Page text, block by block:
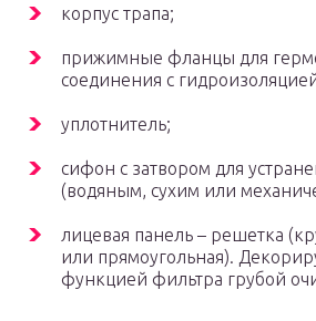
корпус трапа;
прижимные фланцы для
соединения с
уплотнитель;
сифон с затвором для
(водяным, сухим или
лицевая панель – решетка
или прямоугольная).
функцией фильтра грубой